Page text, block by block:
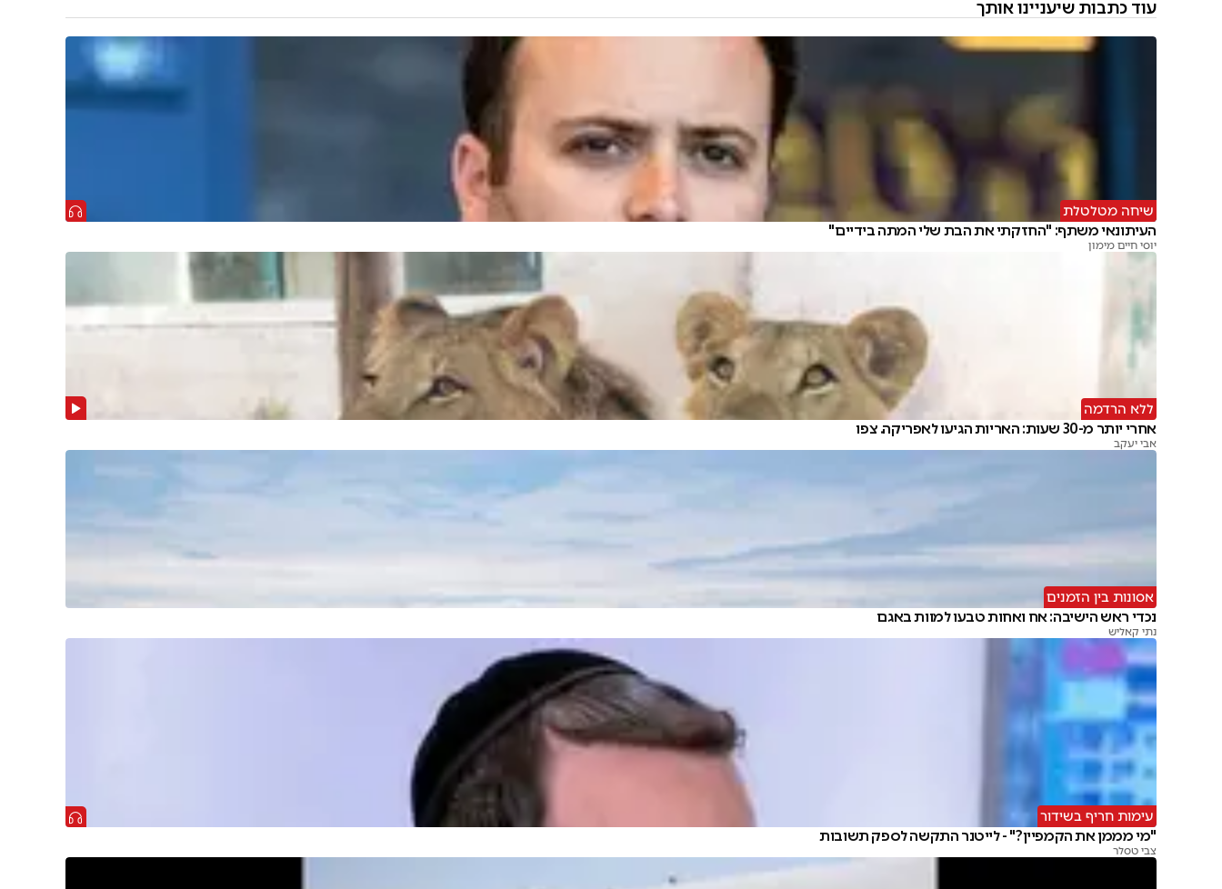
עוד כתבות שיעניינו אותך
שיחה מטלטלת
העיתונאי משתף: "החזקתי את הבת שלי המתה בידיים"
יוסי חיים מימון
ללא הרדמה
אחרי יותר מ-30 שעות: האריות הגיעו לאפריקה. צפו
אבי יעקב
אסונות בין הזמנים
נכדי ראש הישיבה: אח ואחות טבעו למוות באגם
נתי קאליש
עימות חריף בשידור
"מי מממן את הקמפיין?" - לייטנר התקשה לספק תשובות
צבי טסלר